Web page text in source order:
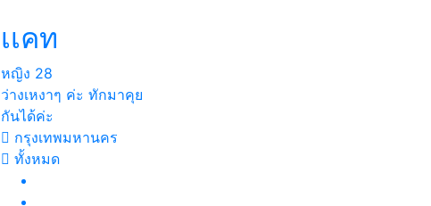
เเคท
หญิง 28
ว่างเหงาๆ ค่ะ ทักมาคุย
กันได้ค่ะ
กรุงเทพมหานคร
ทั้งหมด